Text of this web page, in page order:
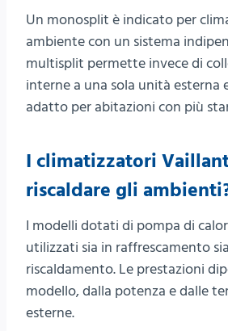
Un monosplit è indicato per
ambiente con un sistema
multisplit permette invece di
interne a una sola unità esterna
adatto per abitazioni con più
I climatizzatori
riscaldare gli
I modelli dotati di pompa di
utilizzati sia in raffrescamento
riscaldamento. Le prestazioni
modello, dalla potenza e dalle
esterne.